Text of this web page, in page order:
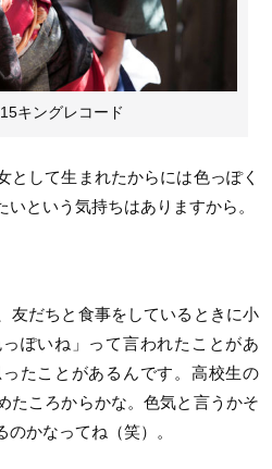
キングレコード
として生まれたからには色っぽく
という気持ちはありますから。
友だちと食事をしているときに小
ぽいね」って言われたことがあ
たことがあるんです。高校生の
たころからかな。色気と言うかそ
かなってね（笑）。